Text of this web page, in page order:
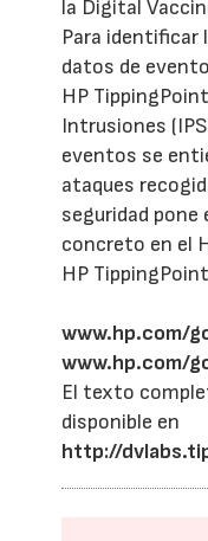
la Digital
Para identificar
datos de
HP
Intrusiones
eventos se
ataques
seguridad
concreto en el
HP
www.hp.com/
www.hp.com/
El texto
disponible en
http://